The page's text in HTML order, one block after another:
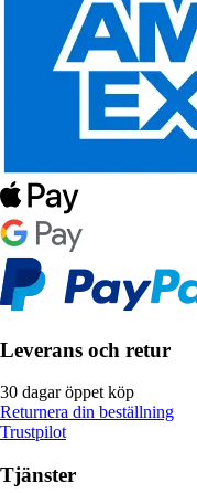
Leverans och retur
30 dagar öppet köp
Returnera din beställning
Trustpilot
Tjänster